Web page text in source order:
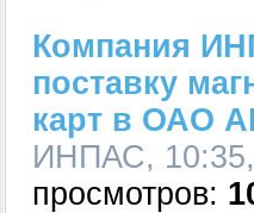
Компания
поставку
карт в ОАО
ИНПАС,